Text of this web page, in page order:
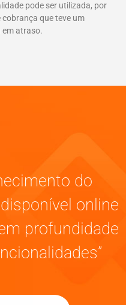
pode ser utilizada, por
que teve um
atraso.
do
online
profundidade